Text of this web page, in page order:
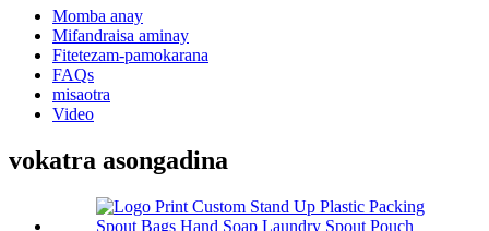
Momba anay
Mifandraisa aminay
Fitetezam-pamokarana
FAQs
misaotra
Video
vokatra asongadina